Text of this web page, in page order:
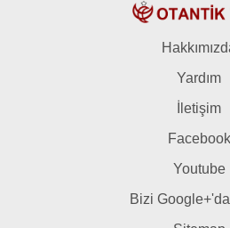
Yardım
İletişim
Facebook
Youtube
Bizi